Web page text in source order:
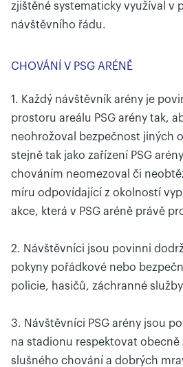
zjištěné systematicky využíval v
návštěvního řádu.
CHOVÁNÍ V PSG ARÉNĚ
1. Každý návštěvník arény je
prostoru areálu PSG arény tak,
neohrožoval bezpečnost jiných
stejně tak jako zařízení PSG
chováním neomezoval či
míru odpovídající z okolností
akce, která v PSG aréně právě
2. Návštěvníci jsou povinni
pokyny pořádkové nebo
policie, hasičů, záchranné
3. Návštěvníci PSG arény jsou
na stadionu respektovat obecně
slušného chování a dobrých